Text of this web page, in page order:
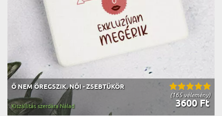
(165 vélemény)
Ő NEM ÖREGSZIK. NŐI - ZSEBTÜKÖR
3600 Ft
Kiszállítás szerdára Nálad